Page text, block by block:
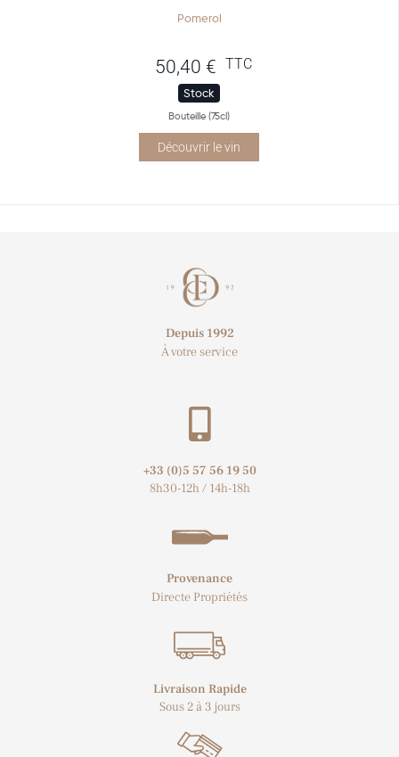
Pomerol
50,40 € TTC
Stock
Bouteille (75cl)
Découvrir le vin
Depuis 1992
À votre service
+33 (0)5 57 56 19 50​
8h30-12h / 14h-18h
Provenance
Directe Propriétés
Livraison Rapide
Sous 2 à 3 jours